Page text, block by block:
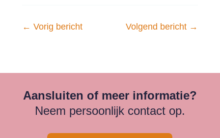
← Vorig bericht Volgend bericht →
Aansluiten of meer informatie?
Neem persoonlijk contact op.